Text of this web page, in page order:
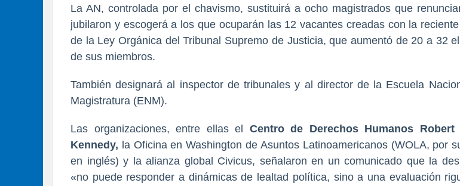
La AN, controlada por el chavismo, sustituirá a ocho magistrados que
jubilaron y escogerá a los que ocuparán las 12 vacantes creadas con la
de la Ley Orgánica del Tribunal Supremo de Justicia, que aumentó de 20 a 32
de sus miembros.
También designará al inspector de tribunales y al director de la Escuela
Magistratura (ENM).
Las organizaciones, entre ellas el Centro de Derechos Humanos
Kennedy, la Oficina en Washington de Asuntos Latinoamericanos (WOLA, por
en inglés) y la alianza global Civicus, señalaron en un comunicado que la
«no puede responder a dinámicas de lealtad política, sino a una evaluación